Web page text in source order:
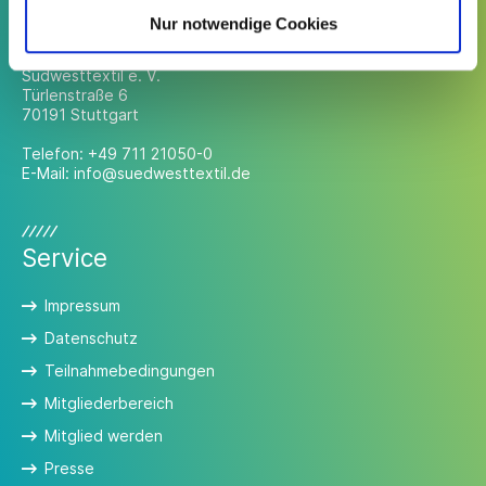
Nur notwendige Cookies
Südwesttextil e. V.
Türlenstraße 6
70191 Stuttgart
Telefon: +49 711 21050-0
E-Mail: info@suedwesttextil.de
Service
Impressum
Datenschutz
Teilnahmebedingungen
Mitgliederbereich
Mitglied werden
Presse